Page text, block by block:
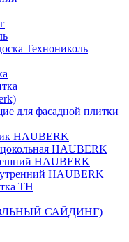
Технониколь
для фасадной плитки
HAUBERK
HAUBERK
HAUBERK
HAUBERK
ТН
САЙДИНГ)